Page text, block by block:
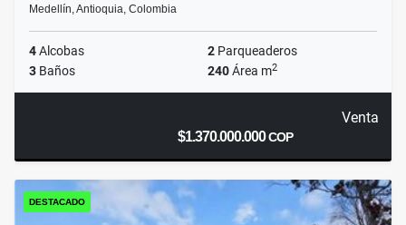
Medellín, Antioquia, Colombia
4Alcobas 2 Parqueaderos
3 Baños 240Área m2
Venta
$1.370.000.000COP
DESTACADO